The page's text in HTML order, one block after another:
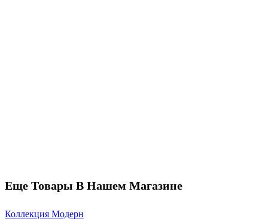
Еще Товары В Нашем Магазине
Коллекция Модерн